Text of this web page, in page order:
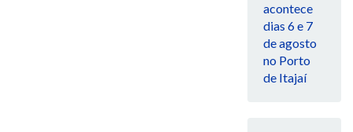
acontece
dias 6 e 7
de agosto
no Porto
de Itajaí